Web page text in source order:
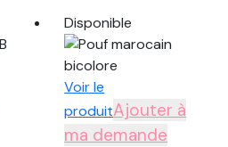
blanche
ponpon
Disponible
Voir le
produitAjouter à
ma demande